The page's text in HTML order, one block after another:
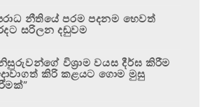
නීතියේ පරම පදනම හෙවත්
සරිලන දඬුවම
විශ්‍රාම වයස දීර්ඝ කිරීම
කිරි කළයට ගොම මුසු